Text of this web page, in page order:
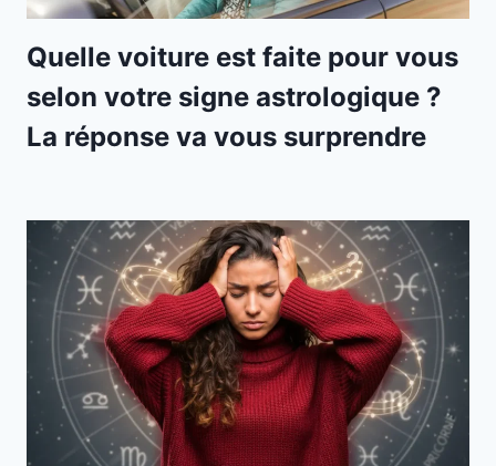
Quelle voiture est faite pour vous
selon votre signe astrologique ?
La réponse va vous surprendre